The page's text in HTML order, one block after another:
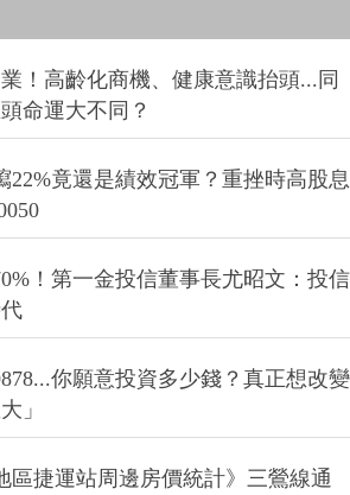
！高齡化商機、健康意識抬頭...同
命運大不同？
22%竟還是績效冠軍？重挫時高股息
！第一金投信董事長尤昭文：投信
你願意投資多少錢？真正想改變
」
區捷運站周邊房價統計》三鶯線通